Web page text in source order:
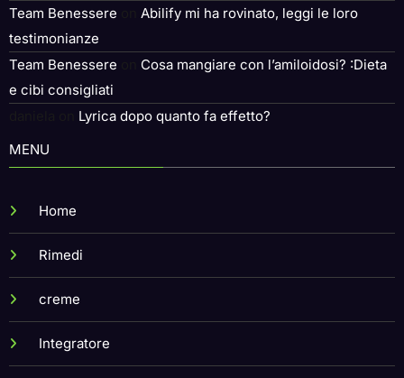
Team Benessere
Abilify mi ha rovinato, leggi le loro
testimonianze
Team Benessere
Cosa mangiare con l’amiloidosi? :Dieta
e cibi consigliati
Lyrica dopo quanto fa effetto?
MENU
Home
Rimedi
creme
Integratore